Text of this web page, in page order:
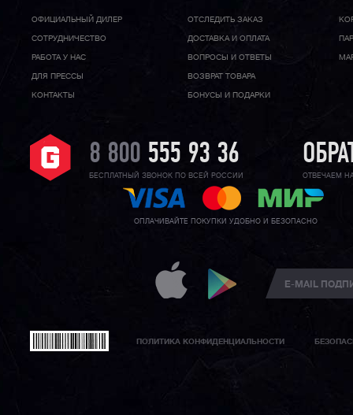
ОФИЦИАЛЬНЫЙ ДИЛЕР
CОТРУДНИЧЕСТВО
РАБОТА У НАС
ДЛЯ ПРЕССЫ
КОНТАКТЫ
ОТСЛЕДИТЬ ЗАКАЗ
ДОСТАВКА И ОПЛАТА
ВОПРОСЫ И ОТВЕТЫ
ВОЗВРАТ ТОВАРА
БОНУСЫ И ПОДАРКИ
8 800 555 93 36
БЕСПЛАТНЫЙ ЗВОНОК ПО ВСЕЙ РОССИИ ОТВЕЧАЕМ
ОПЛАЧИВАЙТЕ ПОКУПКИ УДОБНО И БЕЗОПАСНО
ПОЛИТИКА КОНФИДЕНЦИАЛЬНОСТИ